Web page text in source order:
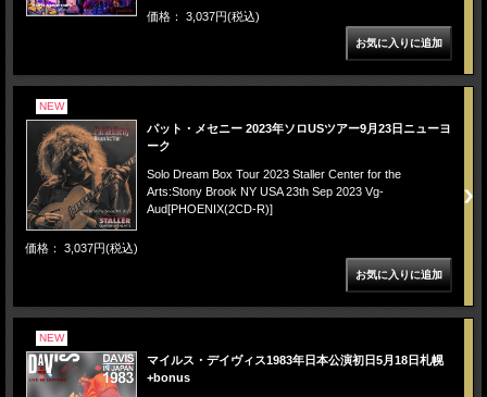
価格： 3,037円(税込)
NEW
パット・メセニー 2023年ソロUSツアー9月23日ニューヨ
ーク
Solo Dream Box Tour 2023 Staller Center for the
Arts:Stony Brook NY USA 23th Sep 2023 Vg-
Aud[PHOENIX(2CD-R)]
価格： 3,037円(税込)
NEW
マイルス・デイヴィス1983年日本公演初日5月18日札幌
+bonus